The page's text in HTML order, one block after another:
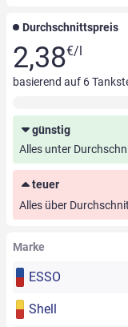
Durchschnittspreis
2,38€/l
basierend auf 6
günstig
Alles unter
teuer
Alles über
Marke
ESSO
Shell